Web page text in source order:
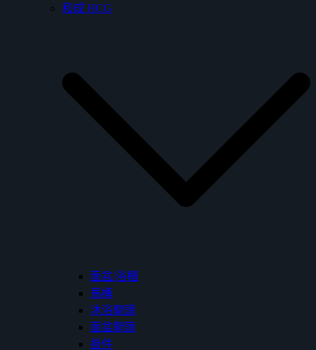
和成 HCG
面盆/浴櫃
馬桶
沐浴龍頭
面盆龍頭
掛件